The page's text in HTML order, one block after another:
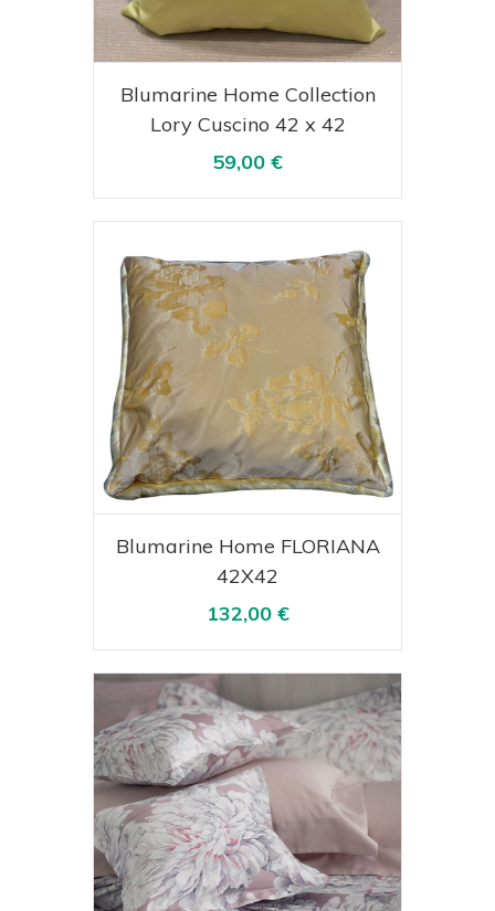
Acquista Visualizza
Blumarine Home Collection
Lory Cuscino 42 x 42
59,00 €
Acquista Visualizza
Blumarine Home FLORIANA
42X42
132,00 €